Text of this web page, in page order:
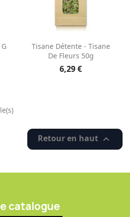
Tisane Détente - Tisane
De Fleurs 50g
6,29 €
Retour en haut 
catalogue